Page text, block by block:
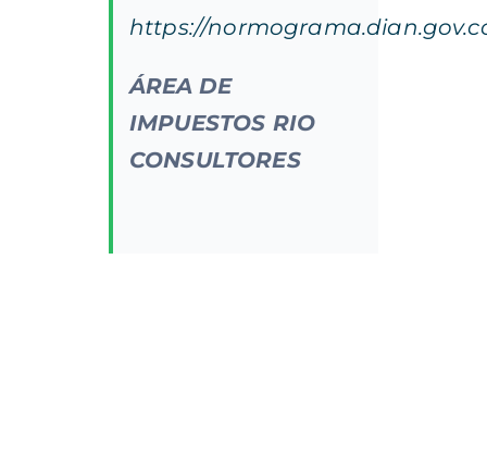
https://
ÁREA DE
IMPUESTOS RIO
CONSULTORES